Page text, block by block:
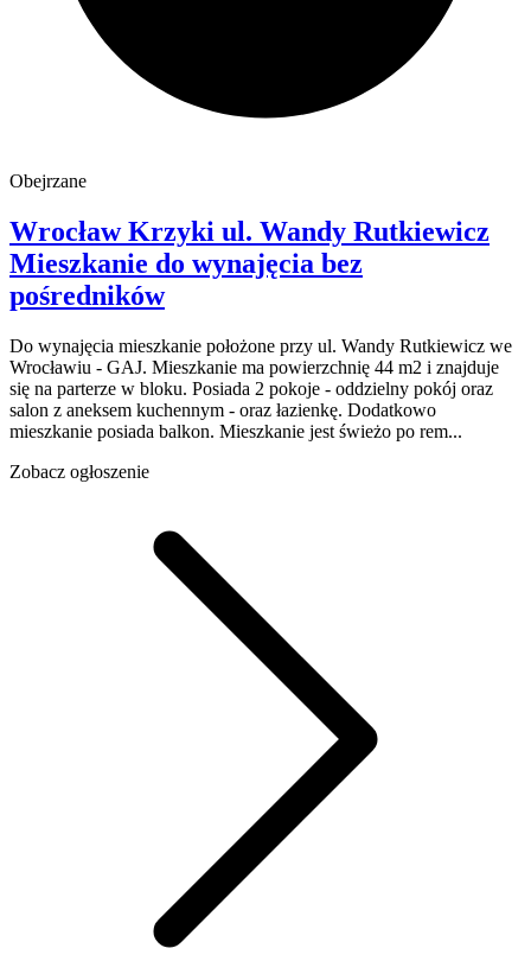
Obejrzane
Wrocław Krzyki ul. Wandy Rutkiewicz
Mieszkanie do wynajęcia bez
pośredników
Do wynajęcia mieszkanie położone przy ul. Wandy Rutkiewicz we
Wrocławiu - GAJ. Mieszkanie ma powierzchnię 44 m2 i znajduje
się na parterze w bloku. Posiada 2 pokoje - oddzielny pokój oraz
salon z aneksem kuchennym - oraz łazienkę. Dodatkowo
mieszkanie posiada balkon. Mieszkanie jest świeżo po rem...
Zobacz ogłoszenie